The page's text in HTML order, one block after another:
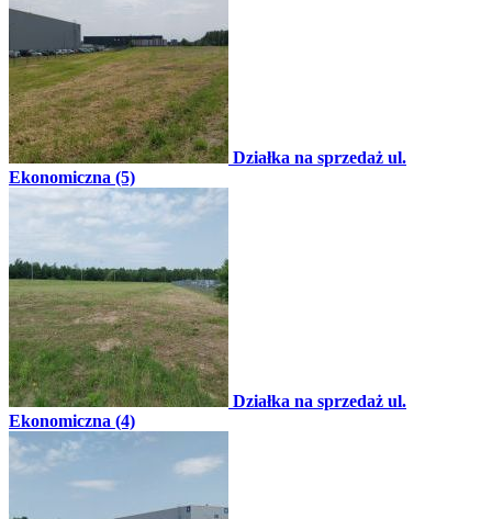
Działka na sprzedaż ul.
Ekonomiczna (5)
Działka na sprzedaż ul.
Ekonomiczna (4)